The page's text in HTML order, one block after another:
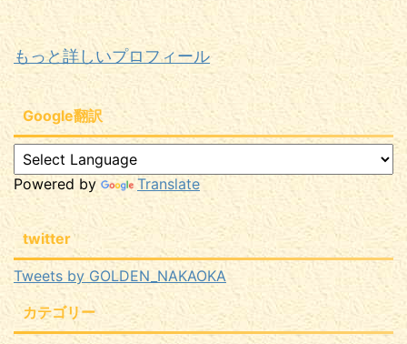
もっと詳しいプロフィール
Google翻訳
Powered by Translate
twitter
Tweets by GOLDEN_NAKAOKA
カテゴリー